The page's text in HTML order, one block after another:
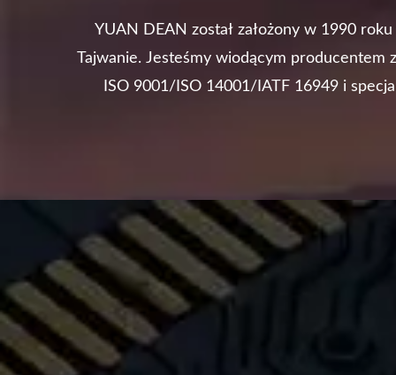
YUAN DEAN został założony w 1990
Tajwanie. Jesteśmy wiodącym producentem
ISO 9001/ISO 14001/IATF 16949 i